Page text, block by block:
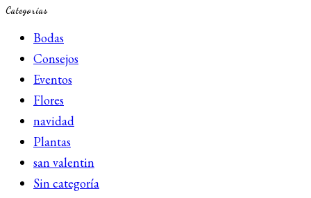
Categorías
Bodas
Consejos
Eventos
Flores
navidad
Plantas
san valentin
Sin categoría